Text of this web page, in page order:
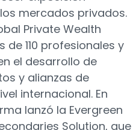
mercados privados.
Private Wealth
de 110 profesionales y
el desarrollo de
y alianzas de
internacional. En
lanzó la Evergreen
Solution, que